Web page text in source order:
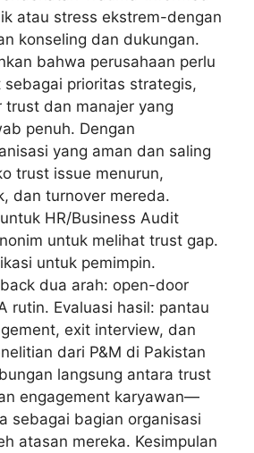
atau stress ekstrem-dengan
konseling dan dukungan.
bahwa perusahaan perlu
prioritas strategis,
trust dan manajer yang
penuh. Dengan
yang aman dan saling
trust issue menurun,
dan turnover mereda.
HR/Business Audit
untuk melihat trust gap.
untuk pemimpin.
dua arah: open-door
rutin. Evaluasi hasil: pantau
exit interview, dan
dari P&M di Pakistan
langsung antara trust
engagement karyawan—
sebagai bagian organisasi
atasan mereka. Kesimpulan